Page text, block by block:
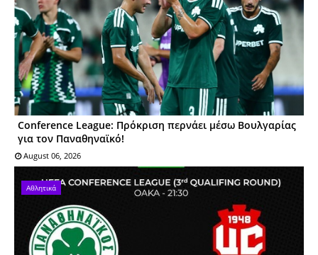
Conference League: Πρόκριση περνάει μέσω Βουλγαρίας
για τον Παναθηναϊκό!
August 06, 2026
Αθλητικά